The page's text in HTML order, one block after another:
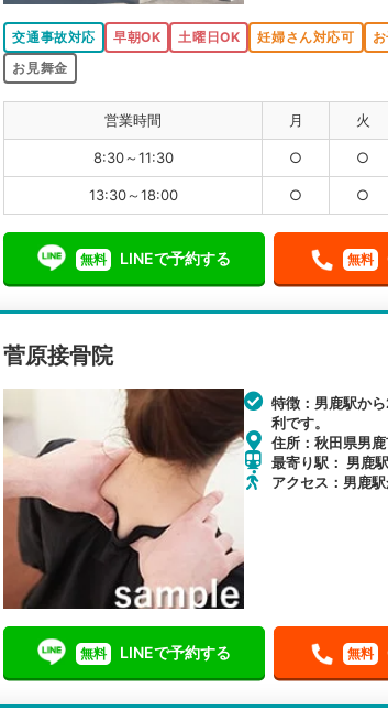
交通事故対応 早朝OK 土曜日OK 妊婦さん対応可
お見舞金
営業時間 月 火
8:30～11:30 ○ ○
13:30～18:00 ○ ○
無料 LINEで予約する 無料
菅原接骨院
特徴：男鹿駅か
利です。
住所：秋田県男
最寄り駅： 男鹿
アクセス：男鹿
無料 LINEで予約する 無料